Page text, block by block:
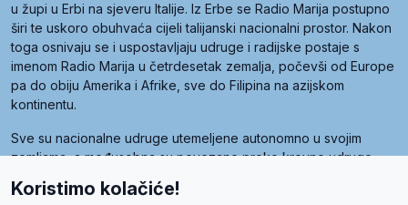
u župi u Erbi na sjeveru Italije. Iz Erbe se Radio Marija postupno
širi te uskoro obuhvaća cijeli talijanski nacionalni prostor. Nakon
toga osnivaju se i uspostavljaju udruge i radijske postaje s
imenom Radio Marija u četrdesetak zemalja, počevši od Europe
pa do obiju Amerika i Afrike, sve do Filipina na azijskom
kontinentu.
Sve su nacionalne udruge utemeljene autonomno u svojim
zemljama, a međusobna su povezane preko krovne udruge
Radio Maria). Svjetsku obitelj utemeljilo je sedam članica, među
Koristimo kolačiće!